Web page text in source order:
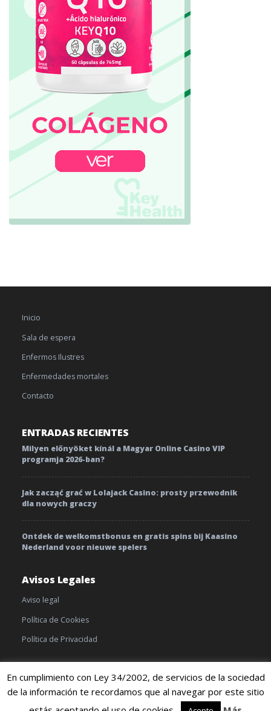
Inicio
Sala de espera
Enfermos Ilustres
Enfermedades mortales
Contacto
ENTRADAS RECIENTES
Milyen előnyöket kínál a Magyar Online Casino VIP
programja 2026-ban?
Jak zacząć grać w Lolajack Casino: prosty przewodnik
dla nowych graczy
Ontdek de welkomstbonus en gratis spins bij Kaasino
Nederland voor nieuwe spelers
Avisos Legales
Aviso legal
Política de Cookies
Política de Privacidad
© 2019 TratamientoyEnfermedades | Cookies|Terminos y
condiciones
En cumplimiento con Ley 34/2002, de servicios de la sociedad
de la información te recordamos que al navegar por este sitio